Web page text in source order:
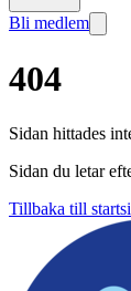
Bli medlem
404
Sidan hittades
Sidan du letar
Tillbaka till